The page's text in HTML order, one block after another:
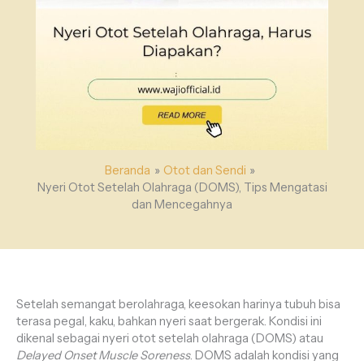
Beranda
Otot dan Sendi
Nyeri Otot Setelah Olahraga (DOMS), Tips Mengatasi
dan Mencegahnya
Setelah semangat berolahraga, keesokan harinya tubuh bisa
terasa pegal, kaku, bahkan nyeri saat bergerak. Kondisi ini
dikenal sebagai nyeri otot setelah olahraga (DOMS) atau
Delayed Onset Muscle Soreness. DOMS adalah kondisi yang